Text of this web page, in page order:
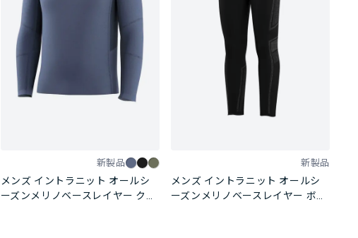
新製品
メンズ イントラニット オールシ
ーズンメリノベースレイヤー クル
新製品
メンズ イントラニット オールシ
ーズンメリノベースレイヤー ボト